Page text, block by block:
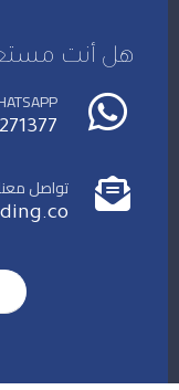
هل أنت
تواصل معنا